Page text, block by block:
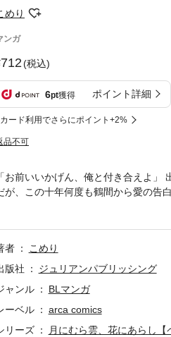
めり
ンガ
712(税込)
6pt獲得 ポイント詳細
ード利用でさらにポイント+2%
品不可
「お前いいかげん、俺と付き合えよ
が、この十年何度も鶴間から愛の告
った鶴間からの十度目の告白も受け流
者
こめり
版社
ジュリアンパブリッシング
ャンル
BLマンガ
ーベル
arca comics
リーズ
月にむら雲、花にあらし【